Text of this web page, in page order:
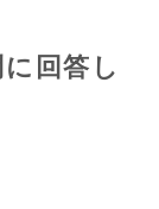
回答し